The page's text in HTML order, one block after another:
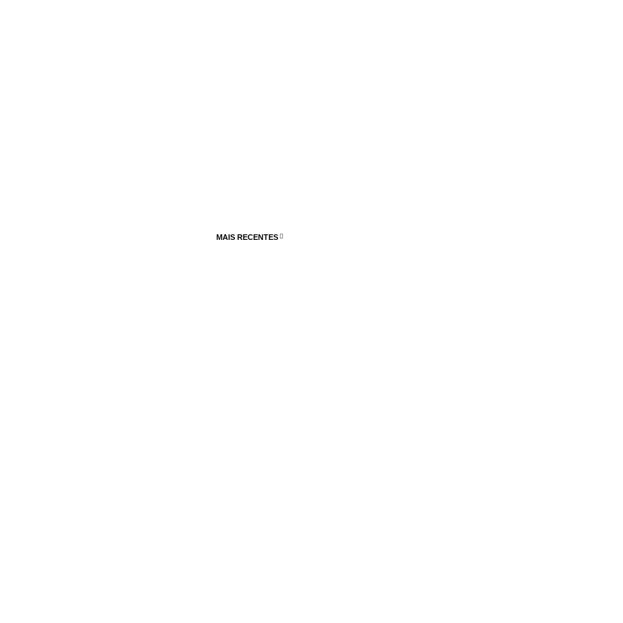
MAIS RECENTES